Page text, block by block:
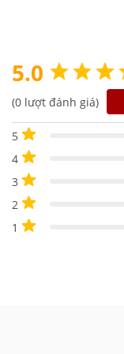
5.0
(0 lượt đánh giá)
5
4
3
2
1